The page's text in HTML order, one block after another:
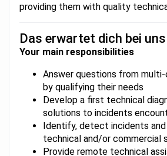
providing them with quality
Das erwartet dich bei uns
Your main responsibilities
Answer questions from
by qualifying their needs
Develop a first technical
solutions to incidents
Identify, detect incidents
technical and/or commercial
Provide remote technical